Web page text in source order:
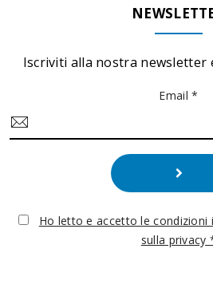
Iscriviti alla nostra newsletter
Email *
Ho letto e accetto le condizioni
sulla privacy